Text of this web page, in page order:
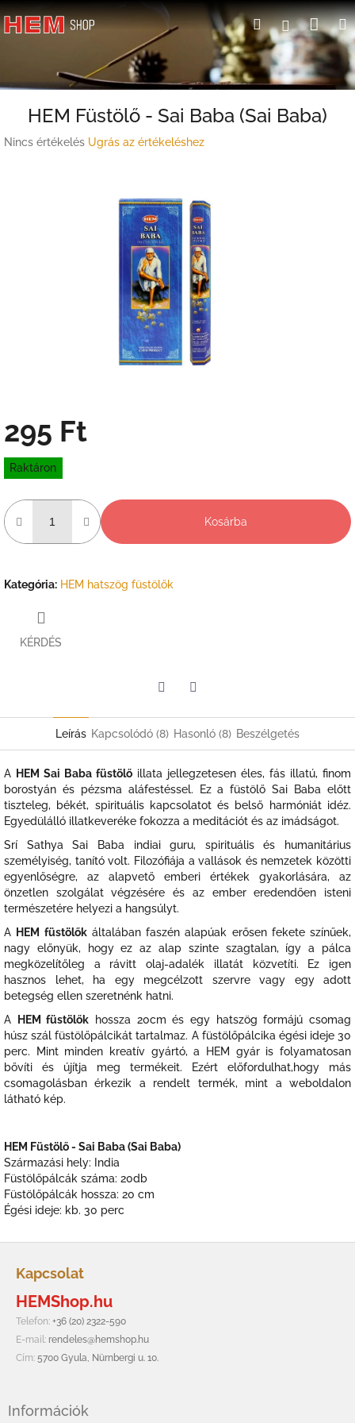
Ugrás
a
Keresés
HEM Füstölő - Sai Baba (Sai Baba)
A
Nincs értékelés Ugrás az értékeléshez
295 Ft
Egységár:
Raktáron
Kosárba
Kategória: HEM hatszög füstölők
KÉRDÉS
Leírás Kapcsolódó (8) Hasonló (8) Beszélgetés
A HEM Sai Baba füstölő illata jellegzetesen éles, fás illatú, finom
borostyán és pézsma aláfestéssel. Ez a füstölő Sai Baba előtt
tiszteleg, békét, spirituális kapcsolatot és belső harmóniát idéz.
Egyedülálló illatkeveréke fokozza a meditációt és az imádságot.
Srí Sathya Sai Baba indiai guru, spirituális és humanitárius
személyiség, tanító volt. Filozófiája a vallások és nemzetek közötti
egyenlőségre, az alapvető emberi értékek gyakorlására, az
önzetlen szolgálat végzésére és az ember eredendően isteni
természetére helyezi a hangsúlyt.
A HEM füstölőkáltalában faszén alapúak erősen fekete színűek,
nagy előnyük, hogy ez az alap szinte szagtalan, így a pálca
megközelítőleg a rávitt olaj-adalék illatát közvetíti. Ez igen
hasznos lehet, ha egy megcélzott szervre vagy egy adott
betegség ellen szeretnénk hatni.
A
HEM füstölők hossza 20cm és egy hatszög formájú csomag
húsz szál füstölőpálcikát tartalmaz. A füstölőpálcika égési ideje 30
perc. Mint minden kreatív gyártó, a HEM gyár is folyamatosan
bővíti és újítja meg termékeit. Ezért előfordulhat,hogy más
csomagolásban érkezik a rendelt termék, mint a weboldalon
látható kép.
HEM Füstölő - Sai Baba (Sai Baba)
Származási hely: India
Füstölőpálcák száma: 20db
Füstölőpálcák hossza: 20 cm
Égési ideje: kb. 30 perc
Kapcsolat
HEMShop.hu
Telefon: +36 (20) 2322-590
E-mail: rendeles@hemshop.hu
Cím: 5700 Gyula, Nürnbergi u. 10.
Információk